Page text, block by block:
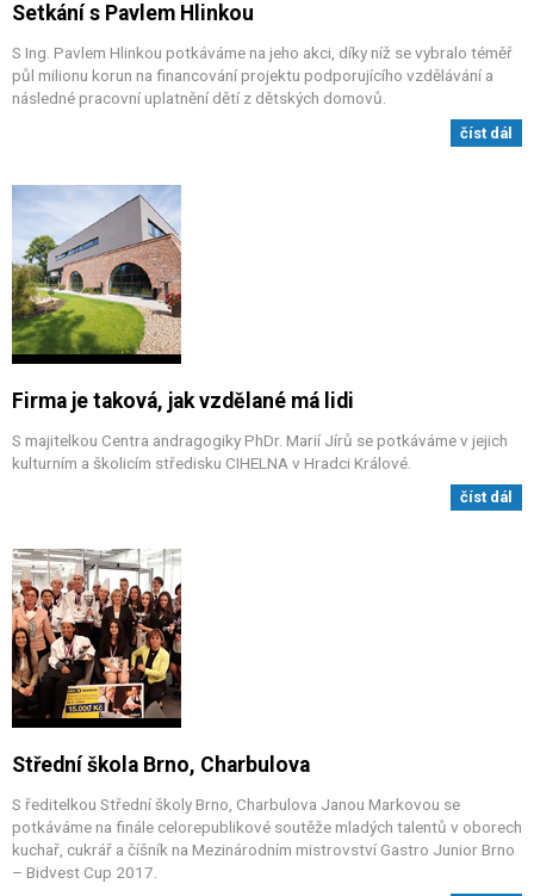
Setkání s Pavlem Hlinkou
S Ing. Pavlem Hlinkou potkáváme na jeho akci, díky níž se vybralo téměř
půl milionu korun na financování projektu podporujícího vzdělávání a
následné pracovní uplatnění dětí z dětských domovů.
číst dál
Firma je taková, jak vzdělané má lidi
S majitelkou Centra andragogiky PhDr. Marií Jírů se potkáváme v jejich
kulturním a školicím středisku CIHELNA v Hradci Králové.
číst dál
Střední škola Brno, Charbulova
S ředitelkou Střední školy Brno, Charbulova Janou Markovou se
potkáváme na finále celorepublikové soutěže mladých talentů v oborech
kuchař, cukrář a číšník na Mezinárodním mistrovství Gastro Junior Brno
– Bidvest Cup 2017.